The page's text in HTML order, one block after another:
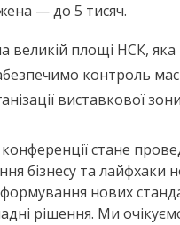
— до 5 тисяч.
площі НСК, яка
контроль
виставкової
стане
бізнесу та лайфхаки
формування нових
рішення. Ми